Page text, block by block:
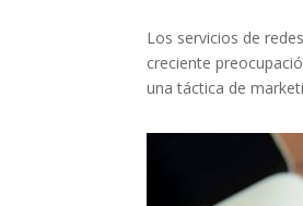
Los servicios de
creciente
una táctica de